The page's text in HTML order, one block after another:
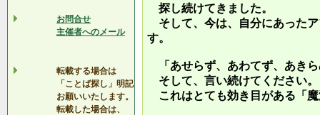
お問合せ
主催者へのメール
転載する場合は
「ことば探し」明記
お願いいたします。
転載した場合は、
探し続けてきました。
そして、今は、自分にあった
す。
「あせらず、あわてず、あき
そして、言い続けてください。
これはとても効き目がある「